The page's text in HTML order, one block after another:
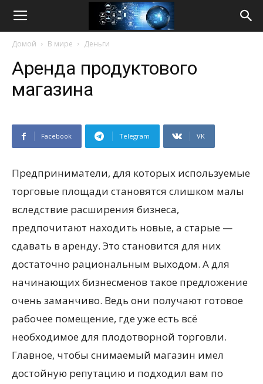
Life
Домой В мире Деньги
Аренда продуктового
магазина
Facebook Telegram VK
Предприниматели, для которых используемые
торговые площади становятся слишком малы
вследствие расширения бизнеса,
предпочитают находить новые, а старые —
сдавать в аренду. Это становится для них
достаточно рациональным выходом. А для
начинающих бизнесменов такое предложение
очень заманчиво. Ведь они получают готовое
рабочее помещение, где уже есть всё
необходимое для плодотворной торговли.
Главное, чтобы снимаемый магазин имел
достойную репутацию и подходил вам по